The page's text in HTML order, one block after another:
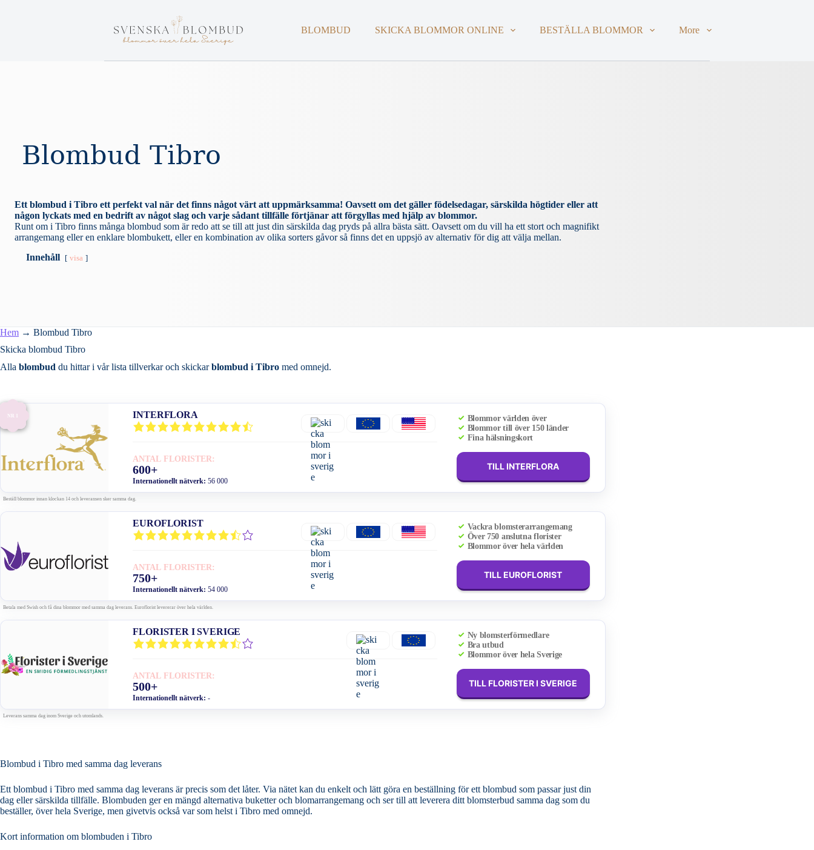
BLOMBUD SKICKA BLOMMOR ONLINE BESTÄLLA BLOMMOR More
Blombud Tibro
Ett blombud i Tibro ett perfekt val när det finns något värt att uppmärksamma! Oavsett om det gäller födelsedagar, särskilda högtider eller att
någon lyckats med en bedrift av något slag och varje sådant tillfälle förtjänar att förgyllas med hjälp av blommor.
Runt om i Tibro finns många blombud som är redo att se till att just din särskilda dag pryds på allra bästa sätt. Oavsett om du vill ha ett stort och magnifikt
arrangemang eller en enklare blombukett, eller en kombination av olika sorters gåvor så finns det en uppsjö av alternativ för dig att välja mellan.
Innehåll
visa
Hem → Blombud Tibro
Skicka blombud Tibro
Alla blombud du hittar i vår lista tillverkar och skickarblombud i Tibro med omnejd.
NR 1 INTERFLORA
ANTAL FLORISTER:
600+
Internationellt nätverk:56 000
Blommor världen över
Blommor till över 150 länder
Fina hälsningskort
TILL INTERFLORA
Beställ blommor innan klockan 14 och leveransen sker samma dag.
EUROFLORIST
ANTAL FLORISTER:
750+
Internationellt nätverk:54 000
Vackra blomsterarrangemang
Över 750 anslutna florister
Blommor över hela världen
TILL EUROFLORIST
Betala med Swish och få dina blommor med samma dag leverans. Euroflorist levererar över hela världen.
FLORISTER I SVERIGE
ANTAL FLORISTER:
500+
Internationellt nätverk:-
Ny blomsterförmedlare
Bra utbud
Blommor över hela Sverige
TILL FLORISTER I SVERIGE
Leverans samma dag inom Sverige och utomlands.
Blombud i Tibro med samma dag leverans
Ett blombud i Tibro med samma dag leverans är precis som det låter. Via nätet kan du enkelt och lätt göra en beställning för ett blombud som passar just din
dag eller särskilda tillfälle. Blombuden ger en mängd alternativa buketter och blomarrangemang och ser till att leverera ditt blomsterbud samma dag som du
beställer, över hela Sverige, men givetvis också var som helst i Tibro med omnejd.
Kort information om blombuden i Tibro